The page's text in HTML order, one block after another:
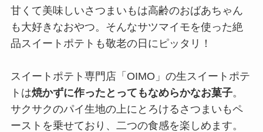
甘くて美味しいさつまいもは高齢のおばあちゃん
も大好きなおやつ。そんなサツマイモを使った絶
品スイートポテトも敬老の日にピッタリ！
スイートポテト専門店「OIMO」の生スイートポテ
トは焼かずに作ったとってもなめらかなお菓子。
サクサクのパイ生地の上にとろけるさつまいもペ
ーストを乗せており、二つの食感を楽しめます。